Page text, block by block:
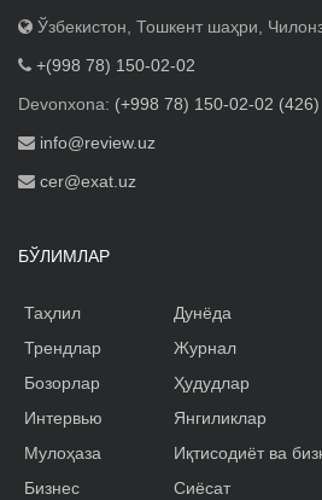
Ўзбекистон, Тошкент шаҳри,
+(998 78) 150-02-02
Devonxona: (+998 78) 150-02-02 (426)
info@review.uz
cer@exat.uz
БЎЛИМЛАР
Таҳлил
Трендлар
Бозорлар
Интервью
Мулоҳаза
Бизнес
Дунёда
Журнал
Ҳудудлар
Янгиликлар
Иқтисодиёт ва
Сиёсат